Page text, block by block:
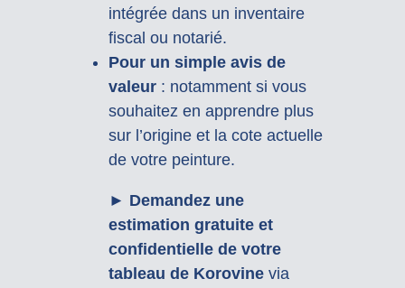
intégrée dans un inventaire
fiscal ou notarié.
Pour un simple avis de
valeur: notamment si vous
souhaitez en apprendre plus
sur l’origine et la cote actuelle
de votre peinture.
► Demandez une
estimation gratuite et
confidentielle de votre
tableau de Korovinevia